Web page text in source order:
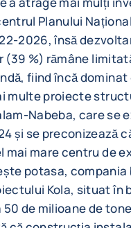
Planului
2026, însă
(39 %) rămâne
fiind încă dominat
multe proiecte
Nabeba, care se
și se preconizează
mai mare centru de
potasa,
Kola, situat în
de milioane de